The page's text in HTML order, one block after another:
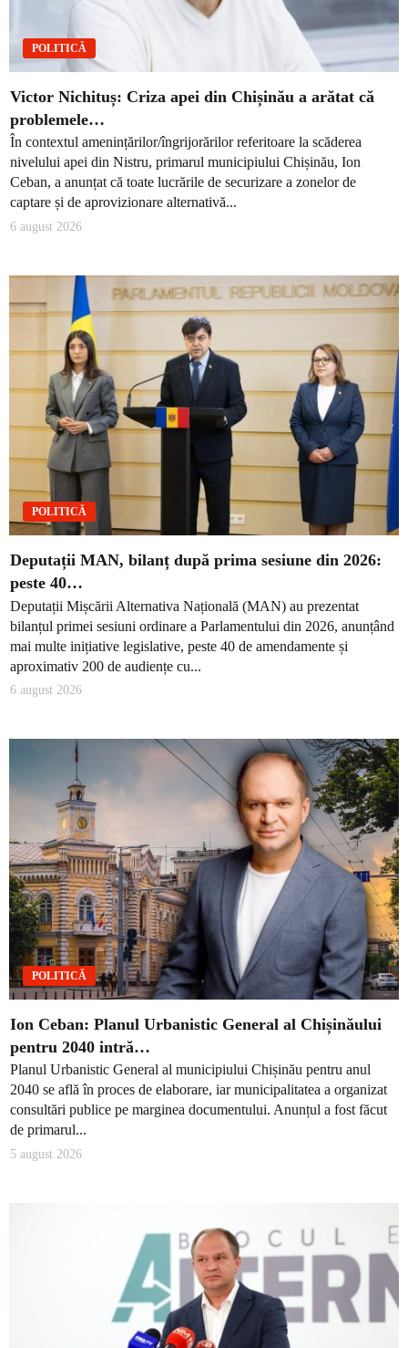
POLITICĂ
Victor Nichituș: Criza apei din Chișinău a arătat că
problemele…
În contextul amenințărilor/îngrijorărilor referitoare la scăderea
nivelului apei din Nistru, primarul municipiului Chișinău, Ion
Ceban, a anunțat că toate lucrările de securizare a zonelor de
captare și de aprovizionare alternativă...
6 august 2026
POLITICĂ
Deputații MAN, bilanț după prima sesiune din 2026:
peste 40…
Deputații Mișcării Alternativa Națională (MAN) au prezentat
bilanțul primei sesiuni ordinare a Parlamentului din 2026, anunțând
mai multe inițiative legislative, peste 40 de amendamente și
aproximativ 200 de audiențe cu...
6 august 2026
POLITICĂ
Ion Ceban: Planul Urbanistic General al Chișinăului
pentru 2040 intră…
Planul Urbanistic General al municipiului Chișinău pentru anul
2040 se află în proces de elaborare, iar municipalitatea a organizat
consultări publice pe marginea documentului. Anunțul a fost făcut
de primarul...
5 august 2026